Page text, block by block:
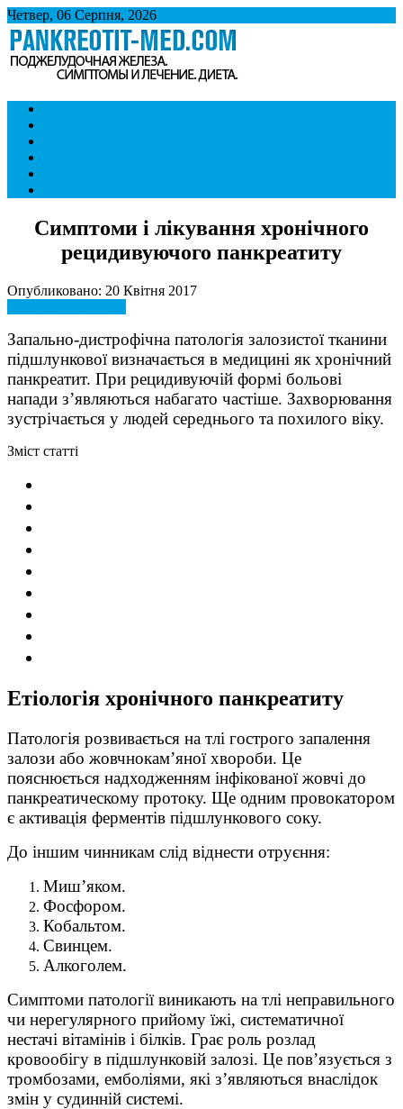
Четвер, 06 Серпня, 2026
Панкреатит
Підшлункова залоза. Симптоми і лікування панкреатиту. Дієта
при панкреатиті.
Симптоми і лікування хронічного
рецидивуючого панкреатиту
Опубликовано: 20 Квітня 2017
Запально-дистрофічна патологія залозистої тканини
підшлункової визначається в медицині як хронічний
панкреатит. При рецидивуючій формі больові
напади з’являються набагато частіше. Захворювання
зустрічається у людей середнього та похилого віку.
Зміст статті
Етіологія хронічного панкреатиту
Патологія розвивається на тлі гострого запалення
залози або жовчнокам’яної хвороби. Це
пояснюється надходженням інфікованої жовчі до
панкреатическому протоку. Ще одним провокатором
є активація ферментів підшлункового соку.
До іншим чинникам слід віднести отруєння:
Миш’яком.
Фосфором.
Кобальтом.
Свинцем.
Алкоголем.
Симптоми патології виникають на тлі неправильного
чи нерегулярного прийому їжі, систематичної
нестачі вітамінів і білків. Грає роль розлад
кровообігу в підшлунковій залозі. Це пов’язується з
тромбозами, емболіями, які з’являються внаслідок
змін у судинній системі.